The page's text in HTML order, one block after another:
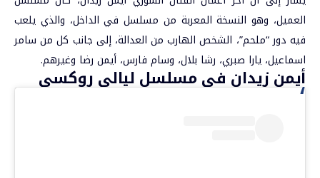
العميل، وهو النسخة المعربة من مسلسل في الداخل، والذي يلعب
فيه دور “ملحم”، الشخص الهارب من العدالة، إلى جانب كل من سامر
اسماعيل، يارا صبري، رشا بلال، وسام فارس، أيمن رضا وغيرهم.
أيمن زيدان في مسلسل ليالي روكسي